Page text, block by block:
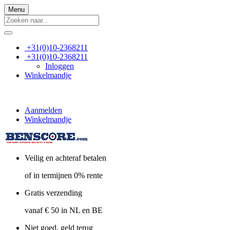
Menu
+31(0)10-2368211
+31(0)10-2368211
Inloggen
Winkelmandje
Aanmelden
Winkelmandje
Veilig en achteraf betalen
of in termijnen 0% rente
Gratis verzending
vanaf € 50 in NL en BE
Niet goed, geld terug